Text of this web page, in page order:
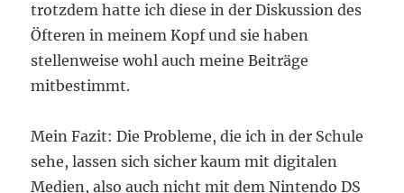
trotzdem hatte ich diese in der Diskussion des
Öfteren in meinem Kopf und sie haben
stellenweise wohl auch meine Beiträge
mitbestimmt.
Mein Fazit: Die Probleme, die ich in der Schule
sehe, lassen sich sicher kaum mit digitalen
Medien, also auch nicht mit dem Nintendo DS